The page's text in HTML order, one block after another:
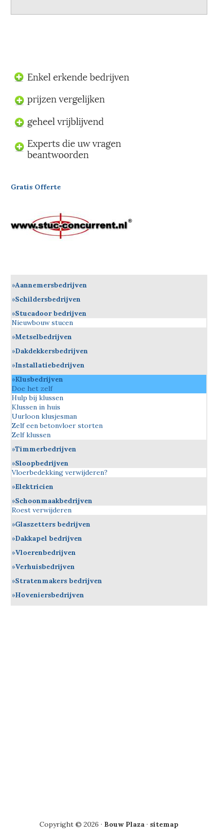
Gratis Offerte
Aannemersbedrijven
Schildersbedrijven
Stucadoor bedrijven
Nieuwbouw stucen
Metselbedrijven
Dakdekkersbedrijven
Installatiebedrijven
Klusbedrijven
Doe het zelf
Hulp bij klussen
Klussen in huis
Uurloon klusjesman
Zelf een betonvloer storten
Zelf klussen
Timmerbedrijven
Sloopbedrijven
Vloerbedekking verwijderen?
Elektricien
Schoonmaakbedrijven
Roest verwijderen
Glaszetters bedrijven
Dakkapel bedrijven
Vloerenbedrijven
Verhuisbedrijven
Stratenmakers bedrijven
Hoveniersbedrijven
Copyright © 2026 · Bouw Plaza · sitemap